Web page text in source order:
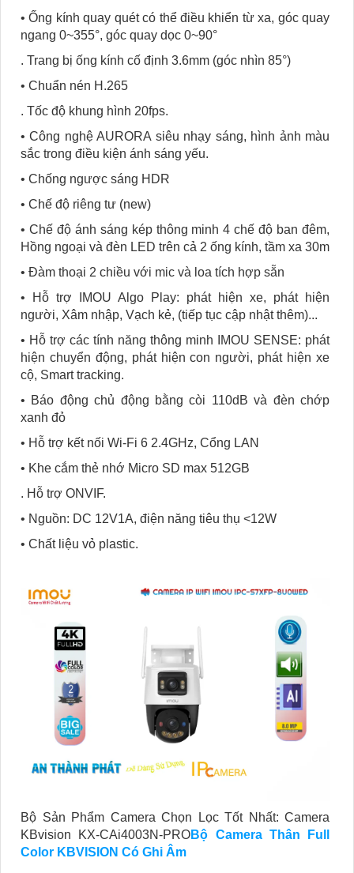
• Ống kính quay quét có thể điều khiển từ xa, góc quay
ngang 0~355°, góc quay dọc 0~90°
. Trang bị ống kính cố định 3.6mm (góc nhìn 85°)
• Chuẩn nén H.265
. Tốc độ khung hình 20fps.
• Công nghệ AURORA siêu nhạy sáng, hình ảnh màu
sắc trong điều kiện ánh sáng yếu.
• Chống ngược sáng HDR
• Chế độ riêng tư (new)
• Chế độ ánh sáng kép thông minh 4 chế độ ban đêm,
Hồng ngoại và đèn LED trên cả 2 ống kính, tầm xa 30m
• Đàm thoại 2 chiều với mic và loa tích hợp sẵn
• Hỗ trợ IMOU Algo Play: phát hiện xe, phát hiện
người, Xâm nhập, Vạch kẻ, (tiếp tục cập nhật thêm)...
• Hỗ trợ các tính năng thông minh IMOU SENSE: phát
hiện chuyển động, phát hiện con người, phát hiện xe
cộ, Smart tracking.
• Báo động chủ động bằng còi 110dB và đèn chớp
xanh đỏ
• Hỗ trợ kết nối Wi-Fi 6 2.4GHz, Cổng LAN
• Khe cắm thẻ nhớ Micro SD max 512GB
. Hỗ trợ ONVIF.
• Nguồn: DC 12V1A, điện năng tiêu thụ <12W
• Chất liệu vỏ plastic.
Bộ Sản Phẩm Camera Chọn Lọc Tốt Nhất: Camera
KBvision KX-CAi4003N-PROBộ Camera Thân Full
Color KBVISION Có Ghi Âm